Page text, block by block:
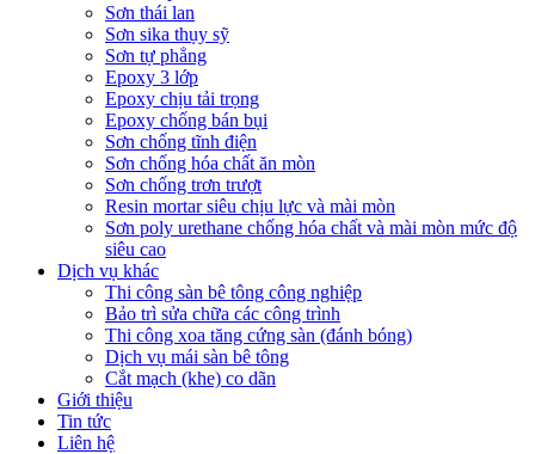
Sơn thái lan
Sơn sika thụy sỹ
Sơn tự phẳng
Epoxy 3 lớp
Epoxy chịu tải trọng
Epoxy chống bán bụi
Sơn chống tĩnh điện
Sơn chống hóa chất ăn mòn
Sơn chống trơn trượt
Resin mortar siêu chịu lực và mài mòn
Sơn poly urethane chống hóa chất và mài mòn mức độ
siêu cao
Dịch vụ khác
Thi công sàn bê tông công nghiệp
Bảo trì sửa chữa các công trình
Thi công xoa tăng cứng sàn (đánh bóng)
Dịch vụ mái sàn bê tông
Cắt mạch (khe) co dãn
Giới thiệu
Tin tức
Liên hệ